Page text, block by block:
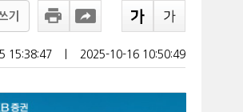
기
15:38:47 2025-10-16 10:50:49